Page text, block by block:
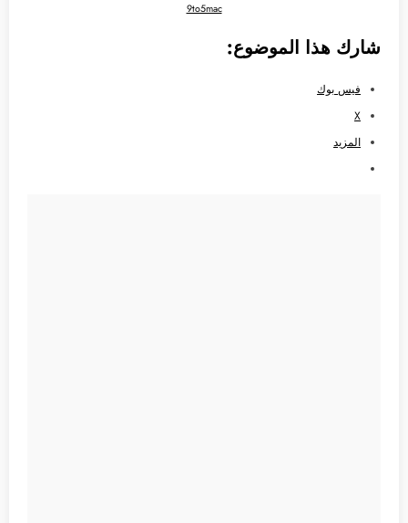
9to5mac
شارك هذا الموضوع:
فيس بوك
X
المزيد